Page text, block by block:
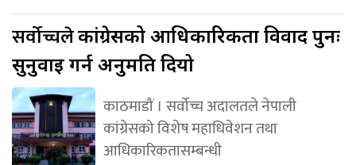
सर्वोच्चलेकांग्रेसको आधिकारिकता विवाद पुनः
सुनुवाइ गर्न अनुमति दियो
काठमाडौं । सर्वोच्च अदालतले नेपाली
कांग्रेसको विशेष महाधिवेशन तथा
आधिकारिकतासम्बन्धी